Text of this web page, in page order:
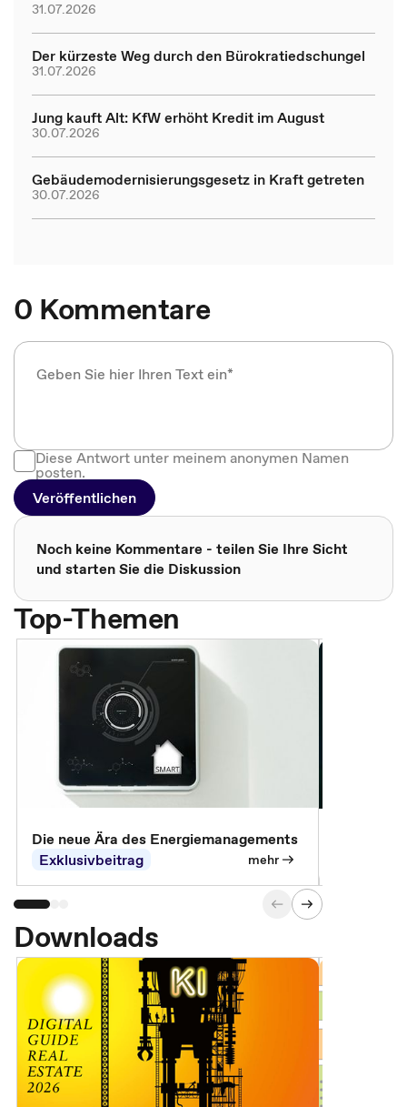
31.07.2026
Der kürzeste Weg durch den Bürokratiedschungel
31.07.2026
Jung kauft Alt: KfW erhöht Kredit im August
30.07.2026
Gebäudemodernisierungsgesetz in Kraft getreten
30.07.2026
0 Kommentare
Diese Antwort unter meinem anonymen Namen
posten.
Veröffentlichen
Noch keine Kommentare - teilen Sie Ihre Sicht
und starten Sie die Diskussion
Top-Themen
Die neue Ära des Energiemanagements
Exklusivbeitrag
mehr
Downloads